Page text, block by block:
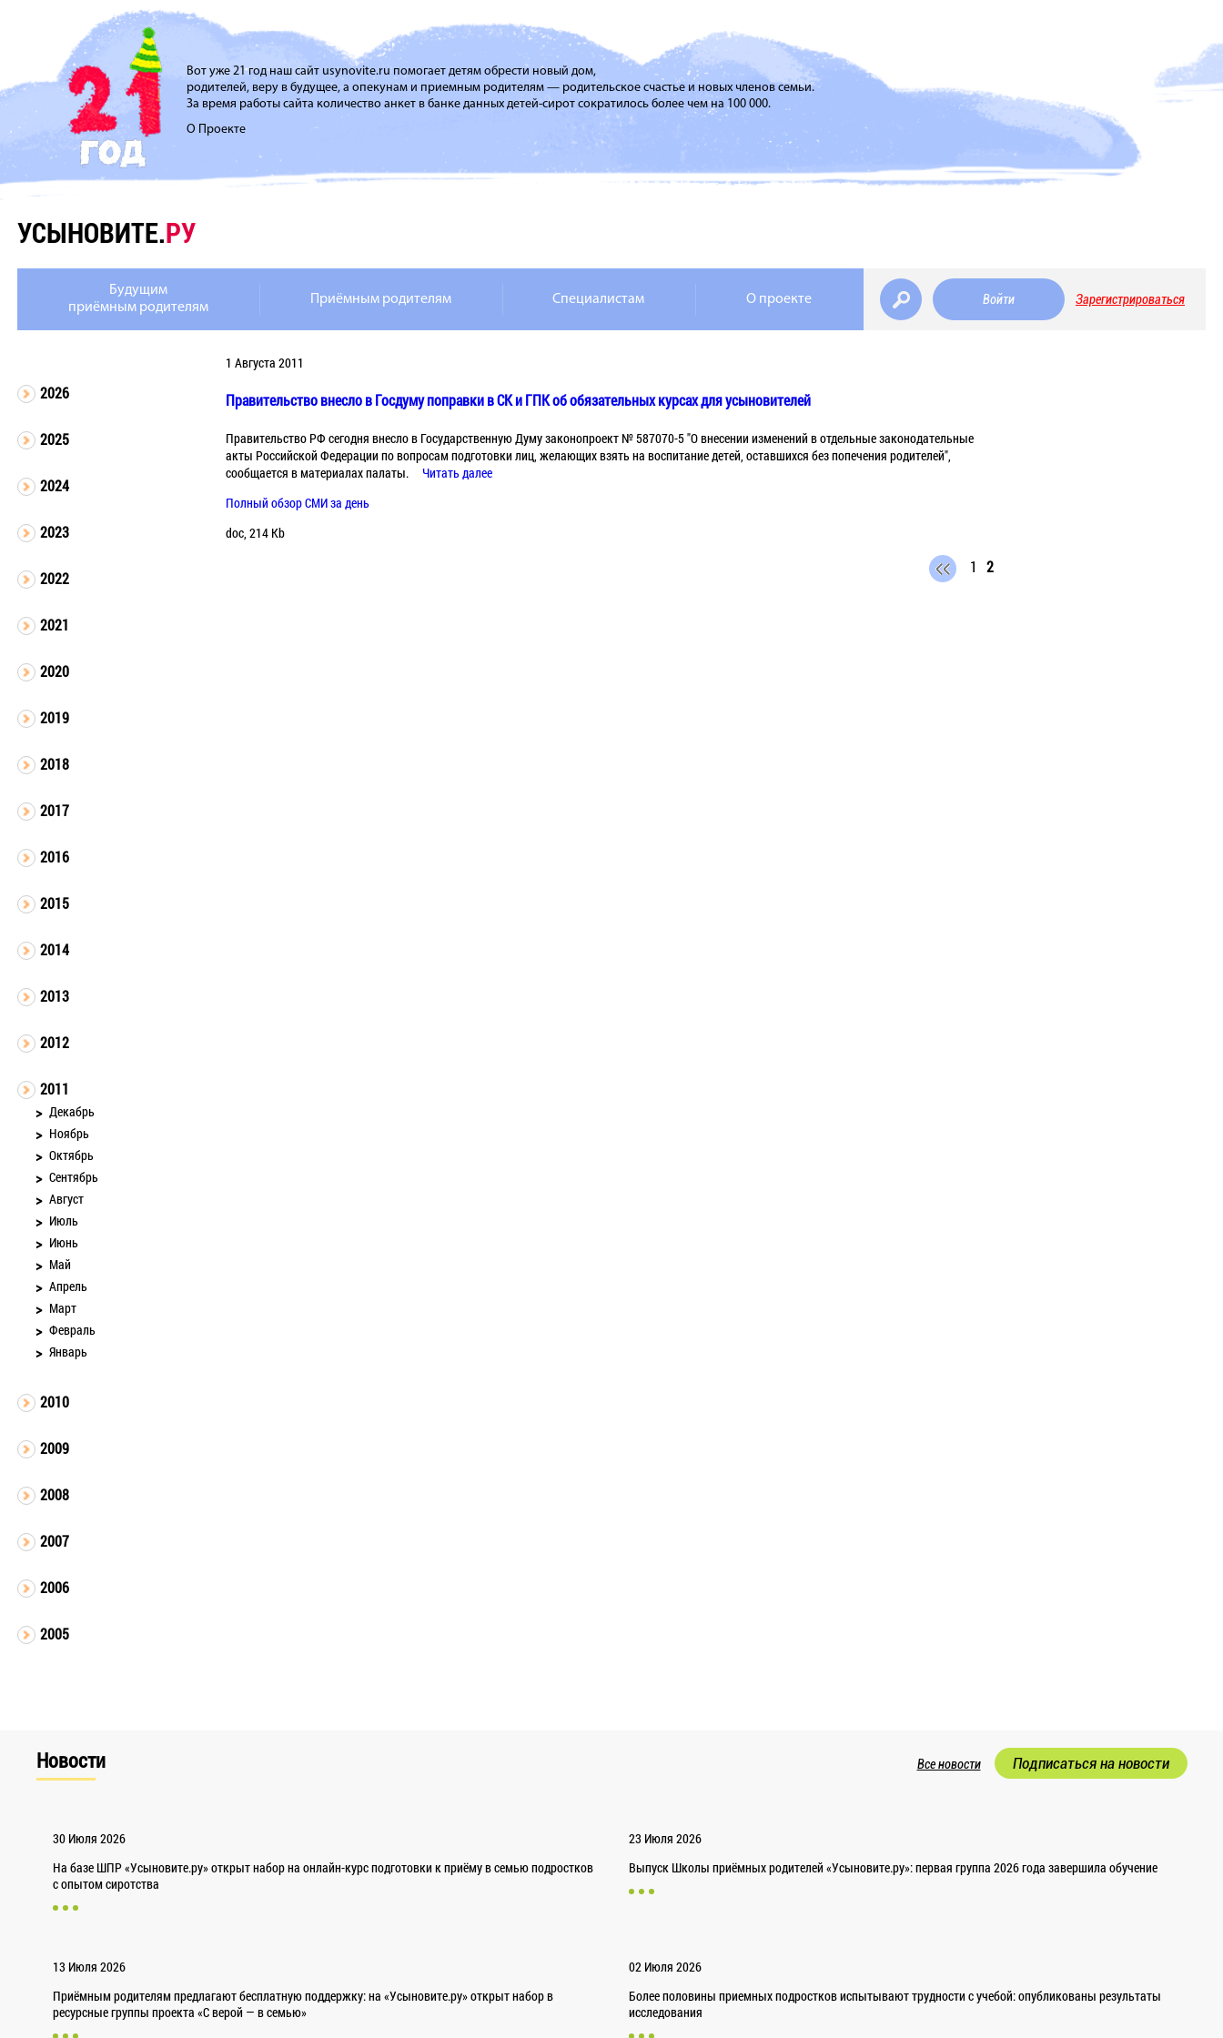
Вот уже 21 год наш сайт usynovite.ru помогает детям обрести новый дом,
родителей, веру в будущее, а опекунам и приемным родителям — родительское счастье и новых членов семьи.
За время работы сайта количество анкет в банке данных детей-сирот сократилось более чем на 100 000.
О Проекте
УСЫНОВИТЕ.РУ
Будущим
приёмным родителям
Приёмным родителям Специалистам О проекте Войти Зарегистрироваться
2026
2025
2024
2023
2022
2021
2020
2019
2018
2017
2016
2015
2014
2013
2012
2011
Декабрь
Ноябрь
Октябрь
Сентябрь
Август
Июль
Июнь
Май
Апрель
Март
Февраль
Январь
2010
2009
2008
2007
2006
2005
1 Августа 2011
Правительство внесло в Госдуму поправки в СК и ГПК об обязательных курсах для усыновителей
Правительство РФ сегодня внесло в Государственную Думу законопроект № 587070-5 "О внесении изменений в отдельные законодательные
акты Российской Федерации по вопросам подготовки лиц, желающих взять на воспитание детей, оставшихся без попечения родителей",
сообщается в материалах палаты.
Читать далее
Полный обзор СМИ за день
doc, 214 Kb
1 2
Новости Все новости Подписаться на новости
30 Июля 2026
На базе ШПР «Усыновите.ру» открыт набор на онлайн-курс подготовки к приёму в семью подростков
с опытом сиротства
23 Июля 2026
Выпуск Школы приёмных родителей «Усыновите.ру»: первая группа 2026 года завершила обучение
13 Июля 2026
Приёмным родителям предлагают бесплатную поддержку: на «Усыновите.ру» открыт набор в
ресурсные группы проекта «С верой — в семью»
02 Июля 2026
Более половины приемных подростков испытывают трудности с учебой: опубликованы результаты
исследования